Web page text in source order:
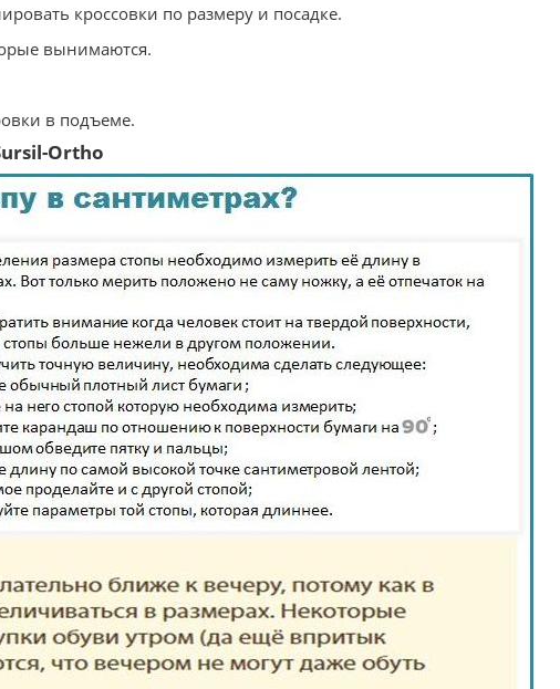
кроссовки по размеру и посадке.
вынимаются.
в подъеме.
Ortho